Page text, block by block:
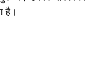
है।